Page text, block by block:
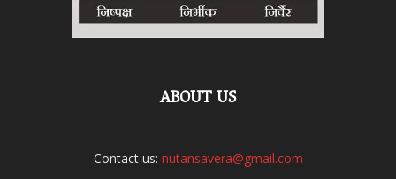
ABOUT US
Contact us: nutansavera@gmail.com